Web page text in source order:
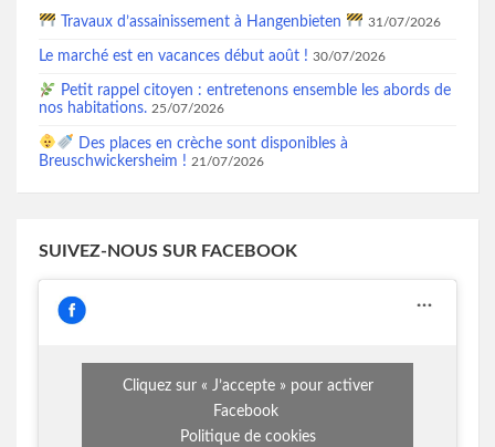
Travaux d’assainissement à Hangenbieten 31/07/2026
Le marché est en vacances début août ! 30/07/2026
Petit rappel citoyen : entretenons ensemble les abords de
nos habitations. 25/07/2026
Des places en crèche sont disponibles à
Breuschwickersheim ! 21/07/2026
SUIVEZ-NOUS SUR FACEBOOK
Cliquez sur « J’accepte » pour activer
Facebook
Politique de cookies